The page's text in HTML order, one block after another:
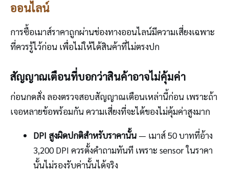
ออนไลน์
การซื้อเมาส์ราคาถูกผ่านช่องทางออนไลน์มีความเสี่ยงเฉพาะ
ที่ควรรู้ไว้ก่อน เพื่อไม่ให้ได้สินค้าที่ไม่ตรงปก
สัญญาณเตือนที่บอกว่าสินค้าอาจไม่คุ้มค่า
ก่อนกดสั่ง ลองตรวจสอบสัญญาณเตือนเหล่านี้ก่อน เพราะถ้า
เจอหลายข้อพร้อมกัน ความเสี่ยงที่จะได้ของไม่คุ้มค่าสูงมาก
DPI สูงผิดปกติสำหรับราคานั้น— เมาส์ 50 บาทที่อ้าง
3,200 DPI ควรตั้งคำถามทันที เพราะ sensor ในราคา
นั้นไม่รองรับค่านั้นได้จริง